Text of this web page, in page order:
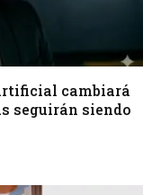
cambiará
seguirán siendo